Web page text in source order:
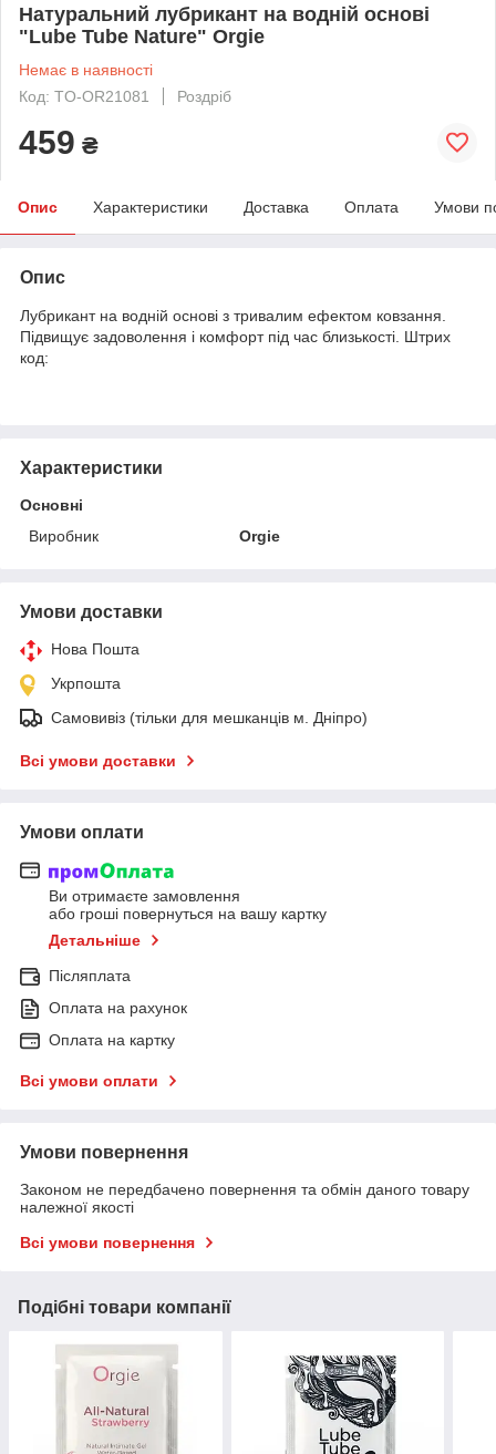
Натуральний лубрикант на водній основі
"Lube Tube Nature" Orgie
Немає в наявності
Код: TO-OR21081
Роздріб
459 ₴
Опис Характеристики Доставка Оплата Умови
Опис
Лубрикант на водній основі з тривалим ефектом ковзання.
Підвищує задоволення і комфорт під час близькості. Штрих
код:
Характеристики
Основні
Виробник
Orgie
Умови доставки
Нова Пошта
Укрпошта
Самовивіз (тільки для мешканців м. Дніпро)
Всі умови доставки
Умови оплати
Ви отримаєте замовлення
або гроші повернуться на вашу картку
Детальніше
Післяплата
Оплата на рахунок
Оплата на картку
Всі умови оплати
Умови повернення
Законом не передбачено повернення та обмін даного товару
належної якості
Всі умови повернення
Подібні товари компанії